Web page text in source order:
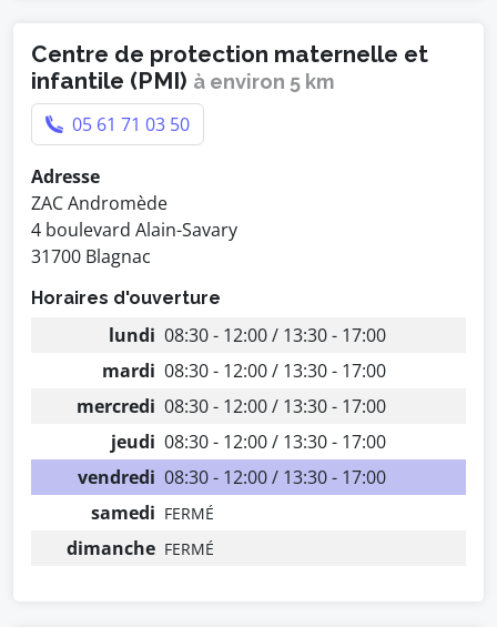
Centre de protection maternelle et
infantile (PMI) à environ 5 km
05 61 71 03 50
Adresse
ZAC Andromède
4 boulevard Alain-Savary
31700 Blagnac
Horaires d'ouverture
lundi 08:30 - 12:00 / 13:30 - 17:00
mardi 08:30 - 12:00 / 13:30 - 17:00
mercredi 08:30 - 12:00 / 13:30 - 17:00
jeudi 08:30 - 12:00 / 13:30 - 17:00
vendredi 08:30 - 12:00 / 13:30 - 17:00
samedi FERMÉ
dimanche FERMÉ